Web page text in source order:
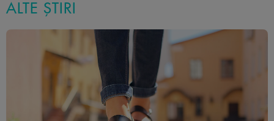
ALTE ȘTIRI